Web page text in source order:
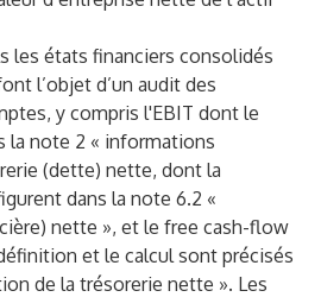
les états financiers consolidés
l’objet d’un audit des
y compris l'EBIT dont le
la note 2 « informations
(dette) nette, dont la
dans la note 6.2 «
nette », et le free cash-flow
et le calcul sont précisés
de la trésorerie nette ». Les